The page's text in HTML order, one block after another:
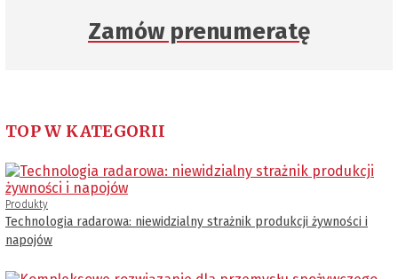
Zamów prenumeratę
TOP W KATEGORII
Produkty
Technologia radarowa: niewidzialny strażnik produkcji żywności i
napojów